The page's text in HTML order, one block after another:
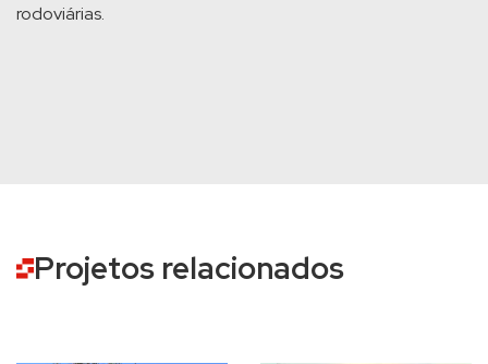
rodoviárias.
Projetos relacionados